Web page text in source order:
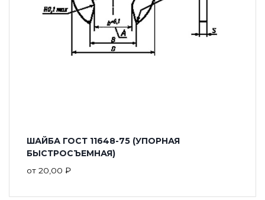
ШАЙБА ГОСТ 11648-75 (УПОРНАЯ
БЫСТРОСЪЕМНАЯ)
от 20,00 ₽